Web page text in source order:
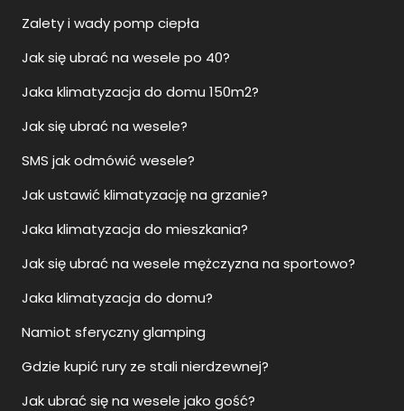
Zalety i wady pomp ciepła
Jak się ubrać na wesele po 40?
Jaka klimatyzacja do domu 150m2?
Jak się ubrać na wesele?
SMS jak odmówić wesele?
Jak ustawić klimatyzację na grzanie?
Jaka klimatyzacja do mieszkania?
Jak się ubrać na wesele mężczyzna na sportowo?
Jaka klimatyzacja do domu?
Namiot sferyczny glamping
Gdzie kupić rury ze stali nierdzewnej?
Jak ubrać się na wesele jako gość?